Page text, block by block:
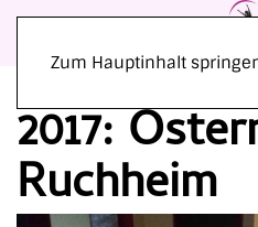
Zum Hauptinhalt
2017:
Ruchheim